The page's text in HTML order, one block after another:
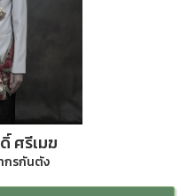
ศรีเมฆ
กรกันตัง